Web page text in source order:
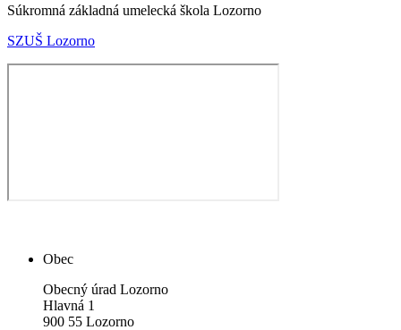
Súkromná základná umelecká škola Lozorno
SZUŠ Lozorno
Obec
Obecný úrad Lozorno
Hlavná 1
900 55 Lozorno